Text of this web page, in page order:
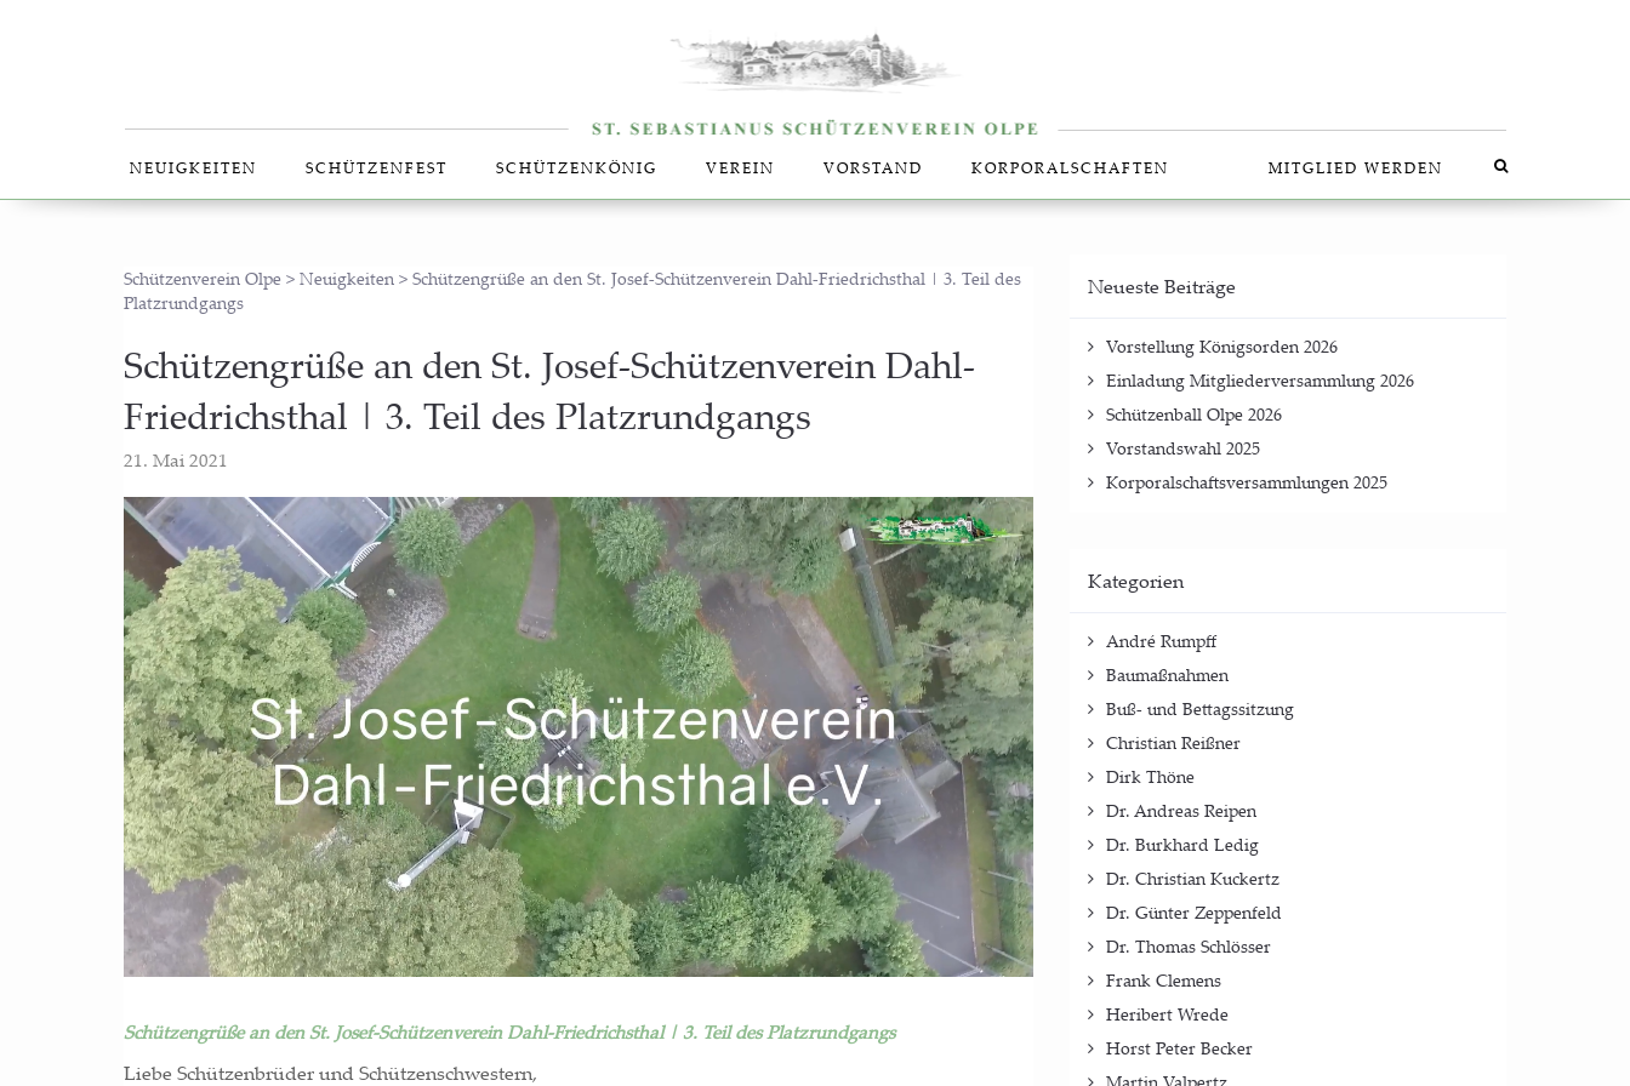
NEU­IG­KEI­TEN SCHÜT­ZEN­FEST SCHÜT­ZEN­KÖ­NIG VER­EIN VOR­STAND KOR­PO­RAL­SCHAF­TEN MIT­GLIED WERDEN
Schützenverein Olpe > Neuigkeiten > Schützengrüße an den St. Josef-Schützenverein Dahl-Friedrichsthal | 3. Teil des
Platzrundgangs
Schüt­zen­grü­ße an den St. Josef-Schüt­zen­ver­ein Dahl-
Fried­richs­thal | 3. Teil des Platzrundgangs
21. Mai 2021
Schützengrüße an den St. Josef-Schützenverein Dahl-Friedrichsthal | 3. Teil des Platzrundgangs
Lie­be Schüt­zen­brü­der und Schützenschwestern,
Neu­es­te Beiträge
Vor­stel­lung König­sor­den 2026
Ein­la­dung Mit­glie­der­ver­samm­lung 2026
Schüt­zen­ball Olpe 2026
Vor­stands­wahl 2025
Kor­po­ral­schafts­ver­samm­lun­gen 2025
Kate­go­rien
André Rumpff
Baumaßnahmen
Buß- und Bettagssitzung
Christian Reißner
Dirk Thöne
Dr. Andreas Reipen
Dr. Burkhard Ledig
Dr. Christian Kuckertz
Dr. Günter Zeppenfeld
Dr. Thomas Schlösser
Frank Clemens
Heribert Wrede
Horst Peter Becker